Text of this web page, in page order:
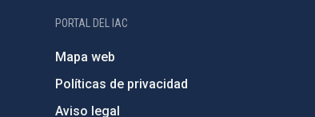
PORTAL DEL IAC
Mapa web
Políticas de privacidad
Aviso legal